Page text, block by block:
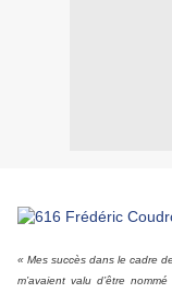
« Mes succès dans le cadre
m’avaient valu d’être